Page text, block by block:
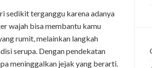
sedikit terganggu karena adanya
wajah bisa membantu kamu
rumit, melainkan langkah
serupa. Dengan pendekatan
meninggalkan jejak yang berarti.